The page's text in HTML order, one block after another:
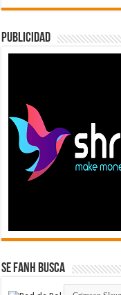
Publicidad
Se FanH Busca